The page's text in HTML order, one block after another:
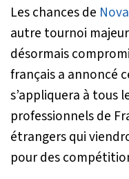
Les chances de
autre tournoi
désormais
français a annoncé
s’appliquera à tous
professionnels de
étrangers qui
pour des